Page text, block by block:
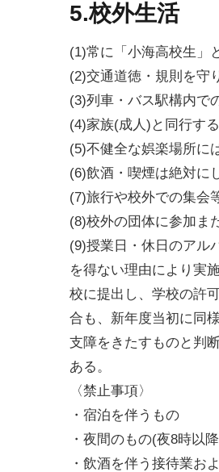
5.校外生活
(1)常に「小海高校生」
(2)交通道徳・規則を守
(3)列車・バス駅構内で
(4)家族(成人)と同行す
(5)不健全な娯楽場所に
(6)飲酒・喫煙は絶対に
(7)旅行や校外での集会
(8)校外の団体に参加ま
(9)授業日・休日のアル
を得ない理由により実
校に提出し、学校の許
合も、新年度当初に同
支障をきたすものと判
ある。
〈禁止事項〉
・宿泊を伴うもの
・夜間のもの(夜8時以
・飲酒を伴う接待業お